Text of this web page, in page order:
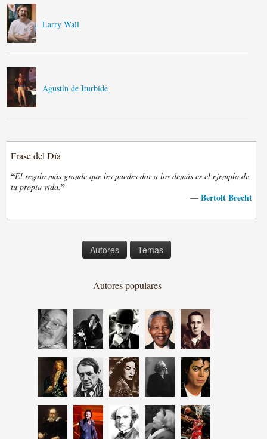
Larry Wall
Agustín de Iturbide
Frase del Día
“El regalo más grande que les puedes dar a los demás es el ejemplo de
tu propia vida.”
— Bertolt Brecht
Autores Temas
Autores populares